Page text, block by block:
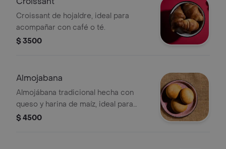
Croissant de hojaldre, ideal para
acompañar con café o té.
$ 3500
Almojabana
Almojábana tradicional hecha con
queso y harina de maíz, ideal para
disfrutar en cualquier momento.
$ 4500